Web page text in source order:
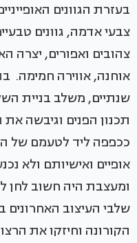
בעזרת הגוונים
צבעי אדמה, גוונים
צהובים ואפורים, יצרה
אוחנה, אווירה חמימה.
שנתיים, משלב בניית
תכנון הפנים וגיבשה
ככפפה ליד לטעמם של
אופיים ואישיותם ולא
ומעצבת היה חשוב לחן
שלבי העיצוב האחרונים
הקורונה וחיזקו את